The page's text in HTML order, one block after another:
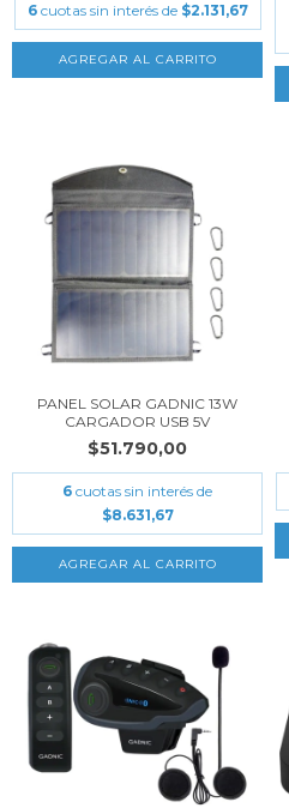
6 cuotas sin interés de $2.131,67
PANEL SOLAR GADNIC 13W
CARGADOR USB 5V
$51.790,00
6 cuotas sin interés de
$8.631,67